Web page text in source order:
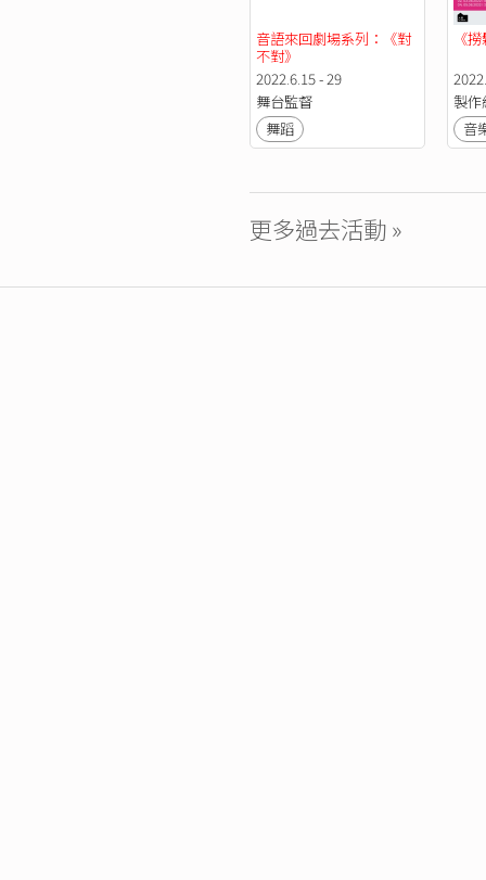
音語來回劇場系列：《對
不對》
2022.6.15 - 29
舞台監督
舞蹈
《
製作
音
更多過去活動 »